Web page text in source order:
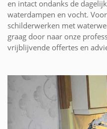
en intact ondanks de
waterdampen en vocht.
schilderwerken met
graag door naar onze
vrijblijvende offertes en